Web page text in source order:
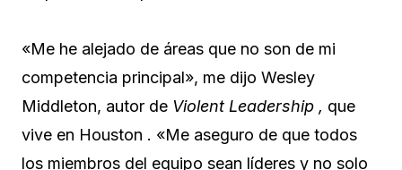
«Me he alejado de áreas que no son de mi
competencia principal», me dijo Wesley
Middleton, autor de Violent Leadership , que
vive en Houston . «Me aseguro de que todos
los miembros del equipo sean líderes y no solo